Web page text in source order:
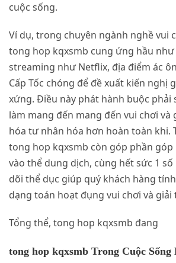
cuộc sống.
Ví dụ, trong chuyên ngành nghề vui
tong hop kqxsmb cung ứng hầu
streaming như Netflix, địa điểm ác
Cấp Tốc chóng để đề xuất kiến nghị
xứng. Điều này phát hành buộc phải
làm mang đến mang đến vui chơi
hóa tư nhân hóa hơn hoàn toàn khi.
tong hop kqxsmb còn góp phần góp
vào thể dung dịch, cùng hết sức 1
dõi thể dục giúp quý khách hàng
dạng toán hoạt đụng vui chơi và giải
Tổng thể, tong hop kqxsmb đang
tong hop kqxsmb Trong Cuộc Sống